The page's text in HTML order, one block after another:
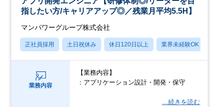
指したい方/キャリアアップ◎／残業月平均5.5H】
マンパワーグループ株式会社
正社員採用 土日祝休み 休日120日以上 業界未経験OK
業務内容
【業務内容】
：アプリケーション設計・開発・保守
…続きを読む